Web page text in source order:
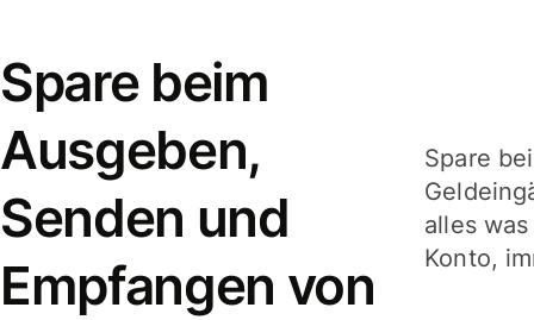
Spare beim
Ausgeben,
Senden und
Empfangen von
Spare
alles
Konto,